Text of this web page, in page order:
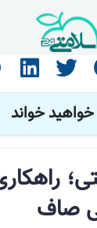
ابدومینوپلاستی؛
خواند
صاف